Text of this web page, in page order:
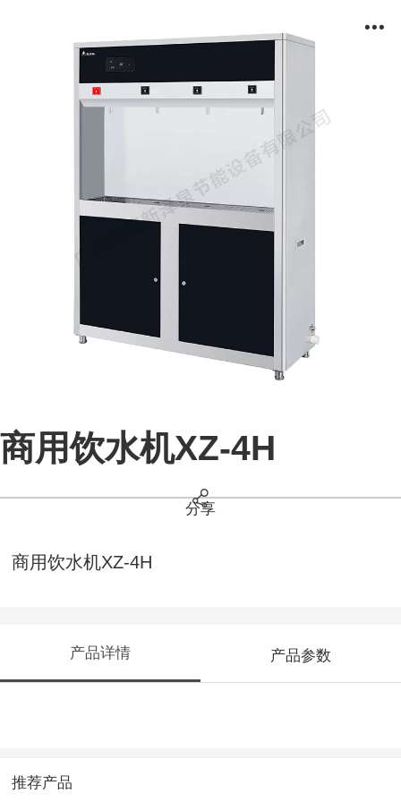
商用饮水机XZ-4H
分享
商用饮水机XZ-4H
产品详情 产品参数
推荐产品